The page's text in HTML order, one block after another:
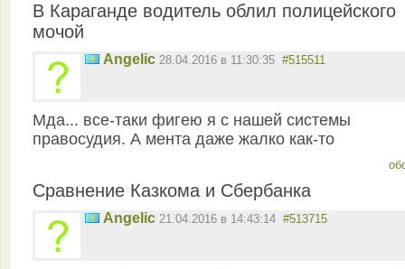
В Караганде водитель облил полицейского
мочой
Angelic 28.04.2016 в 11:30:35 #515511
Мда... все-таки фигею я с нашей системы
правосудия. А мента даже жалко как-то
Сравнение Казкома и Сбербанка
Angelic 21.04.2016 в 14:43:14 #513715